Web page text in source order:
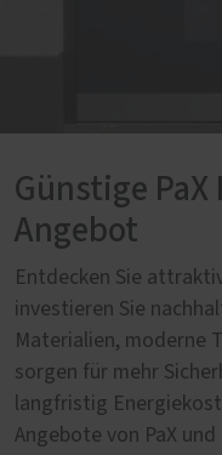
Günstige
Angebot
Entdecken Sie
investieren Sie
Materialien, moderne
sorgen für mehr
langfristig
Angebote von PaX